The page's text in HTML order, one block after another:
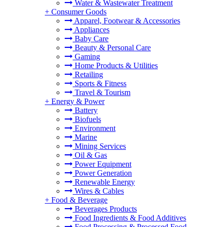
Water & Wastewater Treatment
+ Consumer Goods
Apparel, Footwear & Accessories
Appliances
Baby Care
Beauty & Personal Care
Gaming
Home Products & Utilities
Retailing
Sports & Fitness
Travel & Tourism
+ Energy & Power
Battery
Biofuels
Environment
Marine
Mining Services
Oil & Gas
Power Equipment
Power Generation
Renewable Energy
Wires & Cables
+ Food & Beverage
Beverages Products
Food Ingredients & Food Additives